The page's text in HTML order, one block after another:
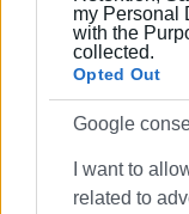
my Personal
with the
collected.
Opted Out
Google
I want to
related to